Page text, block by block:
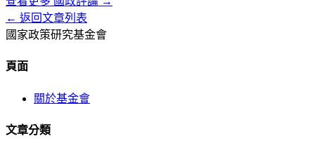
← 返回文章列表
國家政策研究基金會
頁面
關於基金會
文章分類